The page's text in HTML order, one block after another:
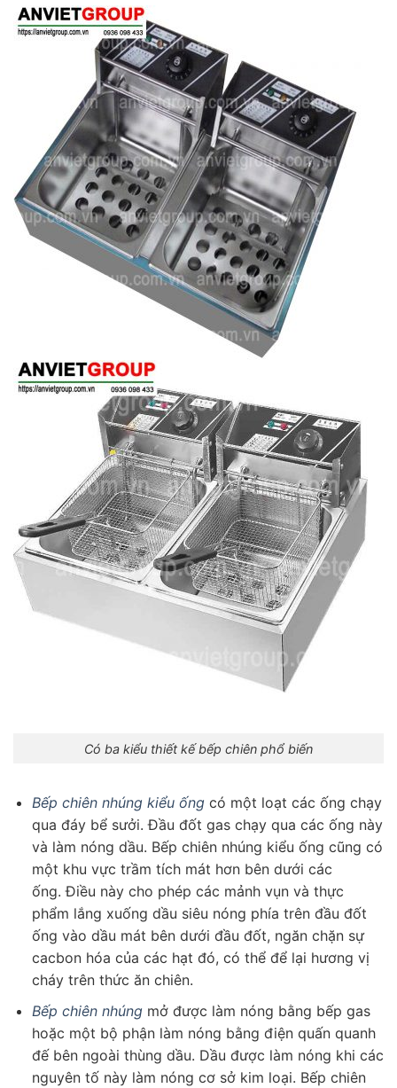
Có ba kiểu thiết kế bếp chiên phổ biến
Bếp chiên nhúng kiểu ống có một loạt các ống chạy
qua đáy bể sưởi. Đầu đốt gas chạy qua các ống này
và làm nóng dầu. Bếp chiên nhúng kiểu ống cũng có
một khu vực trầm tích mát hơn bên dưới các
ống. Điều này cho phép các mảnh vụn và thực
phẩm lắng xuống dầu siêu nóng phía trên đầu đốt
ống vào dầu mát bên dưới đầu đốt, ngăn chặn sự
cacbon hóa của các hạt đó, có thể để lại hương vị
cháy trên thức ăn chiên.
Bếp chiên nhúngmở được làm nóng bằng bếp gas
hoặc một bộ phận làm nóng bằng điện quấn quanh
đế bên ngoài thùng dầu. Dầu được làm nóng khi các
nguyên tố này làm nóng cơ sở kim loại. Bếp chiên